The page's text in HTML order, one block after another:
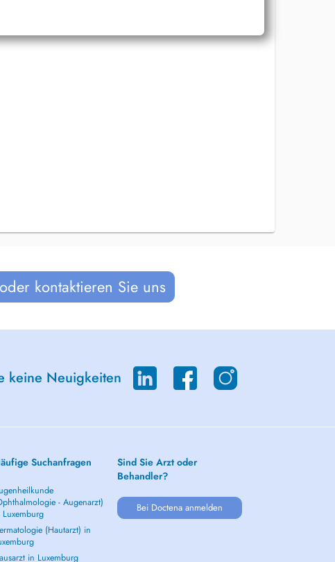
kontaktieren Sie uns
keine Neuigkeiten
Suchanfragen
- Augenarzt)
Luxemburg
(Hautarzt) in
in Luxemburg
Sind Sie Arzt oder
Behandler?
Bei Doctena anmelden